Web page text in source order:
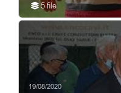
5 file
19/08/2020